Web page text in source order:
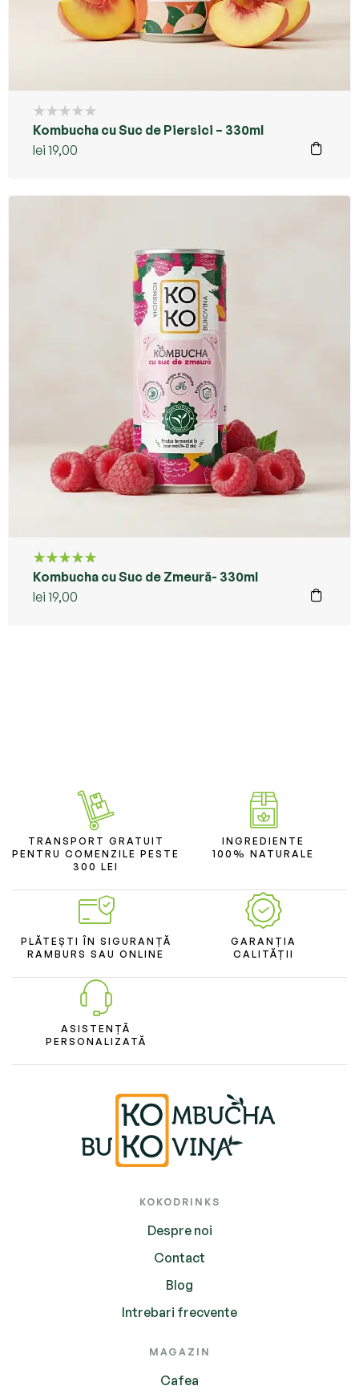
Kombucha cu Suc de Piersici – 330ml
lei 19,00
Evaluat la
5.00 din 5
Kombucha cu Suc de Zmeură- 330ml
lei 19,00
TRANSPORT GRATUIT
PENTRU COMENZILE PESTE
300 LEI
INGREDIENTE
100% NATURALE
PLĂTEȘTI ÎN SIGURANȚĂ
RAMBURS SAU ONLINE
GARANȚIA
CALITĂȚII
ASISTENȚĂ
PERSONALIZATĂ
KOKODRINKS
Despre noi
Contact
Blog
Intrebari frecvente
MAGAZIN
Cafea